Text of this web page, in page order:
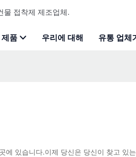
접착제 제조업체.
제품 우리에 대해 유통 업체
에 있습니다.이제 당신은 당신이 찾고 있